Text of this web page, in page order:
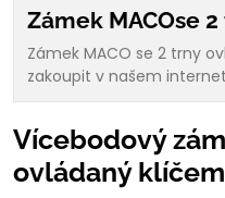
Zámek MACOse
Zámek MACO se 2 trny
zakoupit v našem
Vícebodový
ovládaný klíčem